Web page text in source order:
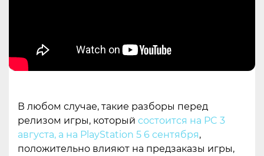
В любом случае, такие разборы перед
релизом игры, который состоится на PC 3
августа, а на PlayStation 5 6 сентября,
положительно влияют на предзаказы игры,